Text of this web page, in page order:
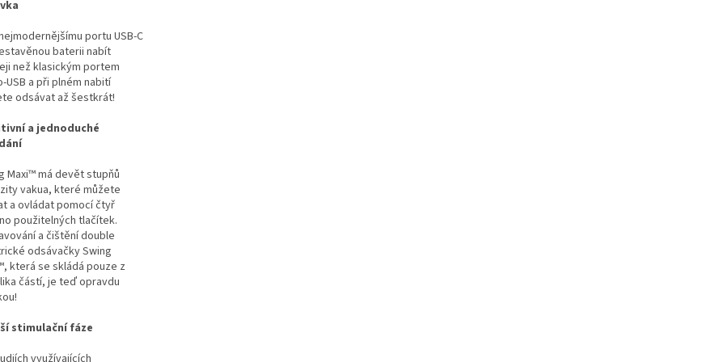
portu USB-C
baterii nabít
než klasickým portem
USB a při plném nabití
odsávat až šestkrát!
a jednoduché
Maxi™ má devět stupňů
vakua, které můžete
a ovládat pomocí čtyř
použitelných tlačítek.
a čištění double
odsávačky Swing
která se skládá pouze z
částí, je teď opravdu
stimulační fáze